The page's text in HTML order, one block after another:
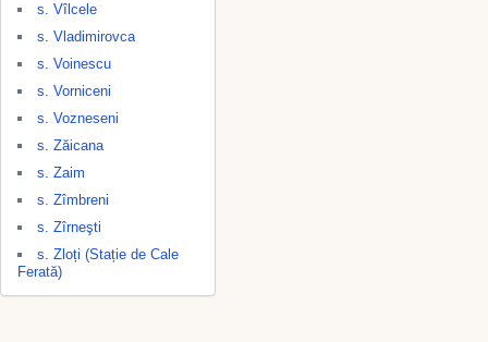
s. Vîlcele
s. Vladimirovca
s. Voinescu
s. Vorniceni
s. Vozneseni
s. Zăicana
s. Zaim
s. Zîmbreni
s. Zîrneşti
s. Zloți (Stație de Cale
Ferată)